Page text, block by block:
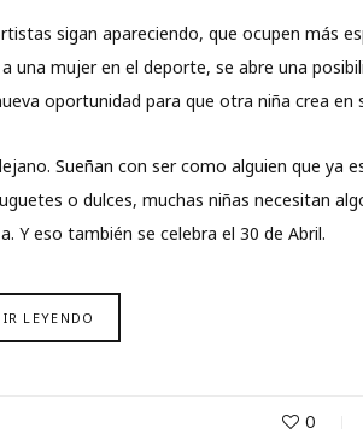
sigan apareciendo, que ocupen más
una mujer en el deporte, se abre una
oportunidad para que otra niña crea en
Sueñan con ser como alguien que ya
o dulces, muchas niñas necesitan
Y eso también se celebra el 30 de Abril.
LEYENDO
0